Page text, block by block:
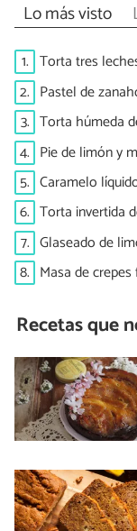
Lo más visto
1. Torta tres
2. Pastel de
3. Torta húmeda
4. Pie de limón y
5. Caramelo
6. Torta invertida
7. Glaseado de
8. Masa de crepes
Recetas que